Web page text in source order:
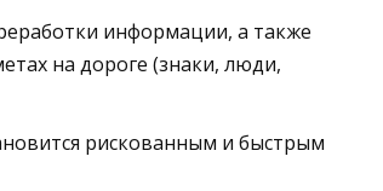
информации, а также
на дороге (знаки, люди,
рискованным и быстрым